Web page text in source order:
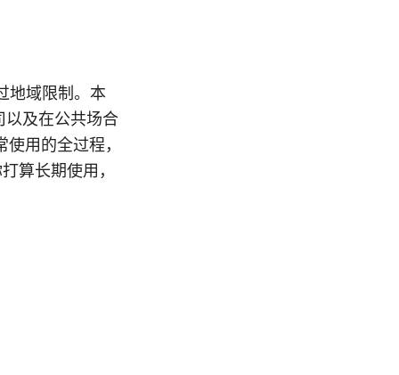
地域限制。本
以及在公共场合
用的全过程，
算长期使用，